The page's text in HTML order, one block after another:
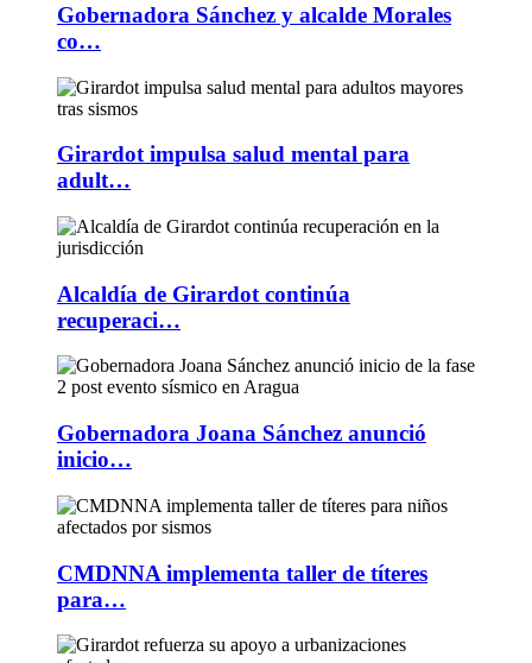
Gobernadora Sánchez y alcalde Morales
co…
Girardot impulsa salud mental para
adult…
Alcaldía de Girardot continúa
recuperaci…
Gobernadora Joana Sánchez anunció
inicio…
CMDNNA implementa taller de títeres
para…